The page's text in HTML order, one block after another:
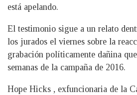
está apelando.
El testimonio sigue a un relato
los jurados el viernes sobre la
grabación políticamente dañina
semanas de la campaña de 2016.
Hope Hicks , exfuncionaria de la